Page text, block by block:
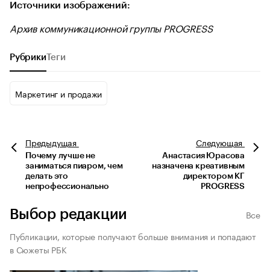
Источники изображений:
Архив коммуникационной группы PROGRESS
Рубрики Теги
Маркетинг и продажи
Предыдущая
Почему лучше не
заниматься пиаром, чем
делать это
непрофессионально
Следующая
Анастасия Юрасова
назначена креативным
директором КГ
PROGRESS
Выбор редакции
Все
Публикации, которые получают больше внимания и попадают
в Сюжеты РБК